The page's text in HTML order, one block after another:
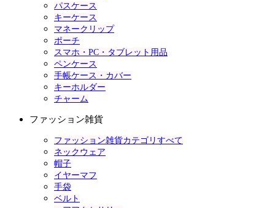
パスケース
キーケース
マネークリップ
ポーチ
スマホ・PC・タブレット用品
ペンケース
手帳ケース・カバー
キーホルダー
チャーム
ファッション雑貨
ファッション雑貨カテゴリすべて
ネックウェア
帽子
イヤーマフ
手袋
ベルト